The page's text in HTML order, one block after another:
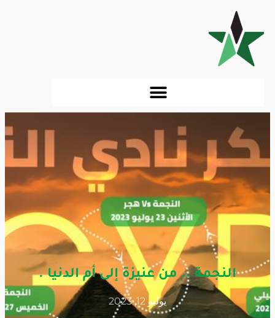
النجمة .. من عنيزة إلى أم الدنيا .
يوليو 12, 2023